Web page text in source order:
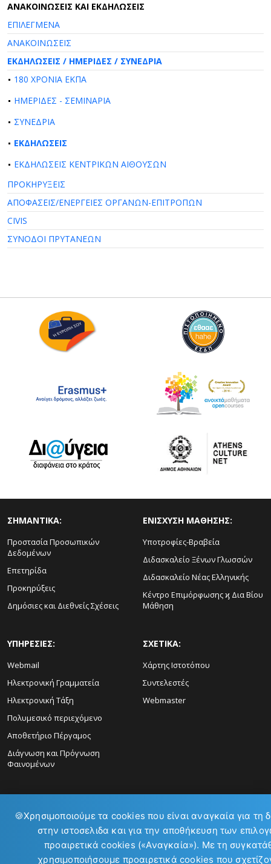
AΝΑΚΟΙΝΩΣΕΙΣ ΚΑΙ ΕΚΔΗΛΩΣΕΙΣ
ΕΠΙΛΕΓΜΕΝΑ
ΑΝΑΚΟΙΝΩΣΕΙΣ
ΕΚΔΗΛΩΣΕΙΣ / ΗΜΕΡΙΔΕΣ / ΣΥΝΕΔΡΙΑ
180 ΧΡΟΝΙΑ ΕΚΠΑ
ΗΜΕΡΙΔΕΣ - ΣΕΜΙΝΑΡΙΑ
ΣΥΝΕΔΡΙΑ
ΕΚΔΗΛΩΣΕΙΣ
ΕΚΔΗΛΩΣΕΙΣ ΚΕΝΤΡΙΚΩΝ ΑΙΘΟΥΣΩΝ
ΠΡΟΚΗΡΥΞΕΙΣ
ΑΠΟΦΑΣΕΙΣ/ΕΝΕΡΓΕΙΕΣ ΟΡΓΑΝΩΝ-ΕΠΙΤΡΟΠΩΝ
CIVIS
ΣΥΝΟΔΟΙ ΠΡΥΤΑΝΕΩΝ
ΣΗΜΑΝΤΙΚΑ:
Προστασία Προσωπικών
Δεδομένων
Επετηρίδα
Προκηρύξεις
Δημόσιες και Διεθνείς Σχέσεις
ΕΝΙΣΧΥΣΗ ΜΑΘΗΣΗΣ:
Υποτροφίες-Βραβεία
Διδασκαλείο Ξένων Γλωσσών
Διδασκαλείο Νέας Ελληνικής
Κέντρο Επιμόρφωσης ϗ Δια Βίου
Μάθηση
ΥΠΗΡΕΣΙΕΣ:
Webmail
Ηλεκτρονική Γραμματεία
Ηλεκτρονική Τάξη
Πολυμεσικό περιεχόμενο
Αποθετήριο Πέργαμος
Διάγνωση και Πρόγνωση
Φαινομένων
ΣΧΕΤΙΚΑ:
Χάρτης Ιστοτόπου
Συντελεστές
Webmaster
ΕΠΙΚΟΙΝΩΝΙΑ:
🍪Χρησιμοποιούμε τα cookies που είναι αναγκαία για τη
στην ιστοσελιδα και για την αποθήκευση των
προαιρετικά cookies («Αναγκαία»). Με τη
χρησιμοποιήσουμε προαιρετικά cookies που